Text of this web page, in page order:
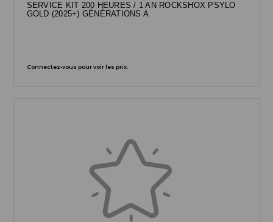
SERVICE KIT 200 HEURES / 1 AN ROCKSHOX PSYLO
GOLD (2025+) GÉNÉRATIONS A
Connectez-vous pour voir les prix.